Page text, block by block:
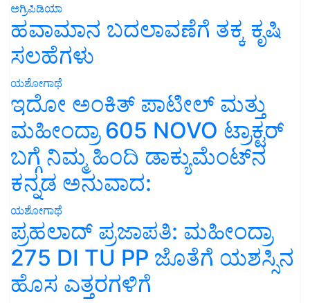
ಅಗ್ರಿಪಿಡಿಯಾ
ಹವಾಮಾನ ಬದಲಾವಣೆಗೆ ತಕ್ಕ ಕೃಷಿ
ಸಲಹೆಗಳು
ಯಶೋಗಾಥೆ
ಇದೋ ಅಂಕಿತ್ ಪಾಟೀಲ್ ಮತ್ತು
ಮಹೀಂದ್ರಾ 605 NOVO ಟ್ರಾಕ್ಟರ್
ಬಗ್ಗೆ ನಿಮ್ಮ ಹಿಂದಿ ಡಾಕ್ಯುಮೆಂಟ್‌ನ
ಕನ್ನಡ ಅನುವಾದ:
ಯಶೋಗಾಥೆ
ಪ್ರಹಲಾದ್ ಪ್ರಜಾಪತಿ: ಮಹೀಂದ್ರಾ
275 DI TU PP ಜೊತೆಗೆ ಯಶಸ್ಸಿನ
ಹೊಸ ಎತ್ತರಗಳಿಗೆ